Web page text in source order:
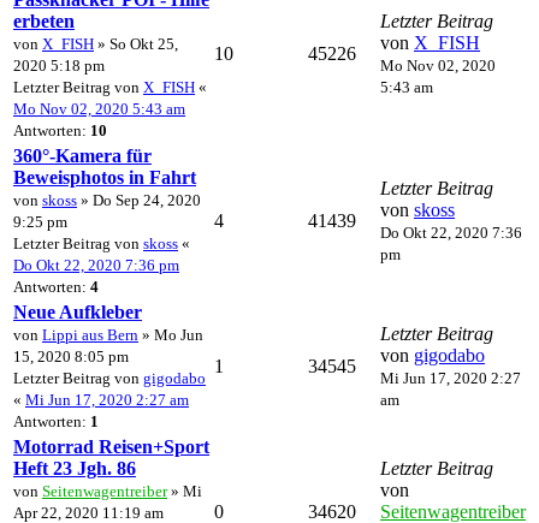
erbeten
von X_FISH » So Okt 25,
2020 5:18 pm
Letzter Beitrag von X_FISH «
Mo Nov 02, 2020 5:43 am
Antworten: 10
10 45226
Letzter Beitrag
von X_FISH
Mo Nov 02, 2020
5:43 am
360°-Kamera für
Beweisphotos in Fahrt
von skoss » Do Sep 24, 2020
9:25 pm
Letzter Beitrag von skoss «
Do Okt 22, 2020 7:36 pm
Antworten: 4
4 41439
Letzter Beitrag
von skoss
Do Okt 22, 2020 7:36
pm
Neue Aufkleber
von Lippi aus Bern » Mo Jun
15, 2020 8:05 pm
Letzter Beitrag von gigodabo
« Mi Jun 17, 2020 2:27 am
Antworten: 1
1 34545
Letzter Beitrag
von gigodabo
Mi Jun 17, 2020 2:27
am
Motorrad Reisen+Sport
Heft 23 Jgh. 86
von Seitenwagentreiber» Mi
Apr 22, 2020 11:19 am
0 34620
Letzter Beitrag
von
Seitenwagentreiber